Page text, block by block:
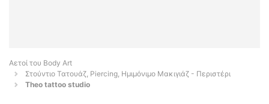
Αετοί του Body Art
Στούντιο Τατουάζ, Piercing, Ημιμόνιμο Μακιγιάζ - Περιστέρι
Theo tattoo studio